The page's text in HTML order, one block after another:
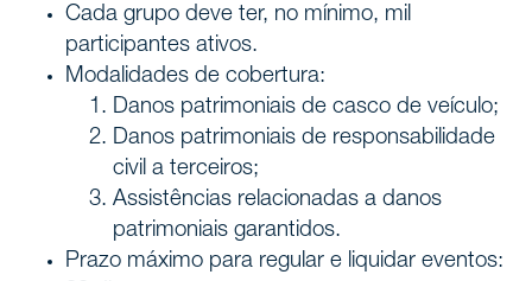
Cada grupo deve ter, no mínimo, mil
participantes ativos.
Modalidades de cobertura:
Danos patrimoniais de casco de veículo;
Danos patrimoniais de responsabilidade
civil a terceiros;
Assistências relacionadas a danos
patrimoniais garantidos.
Prazo máximo para regular e liquidar eventos: